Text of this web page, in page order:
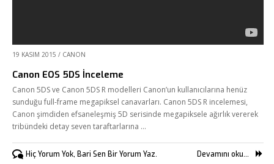
19 KASIM 2015 / CANON
Canon EOS 5DS İnceleme
Canon 5DS ve Canon 5DS R modelleri Canon’un kullanıcılarına henüz
sunduğu full-frame megapiksel canavarları. Canon 5DS R incelemesi,
Canon şimdiden efsaneleşmiş 5D serisinde megapiksele ağırlık vererek
tribündeki detay seven taraftarlarına …
Hiç Yorum Yok, Bari Sen Bir Yorum Yaz. Devamını oku...